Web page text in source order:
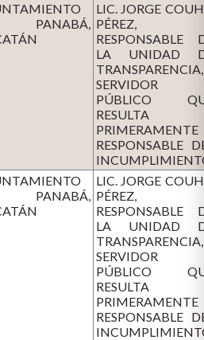
PANABÁ,
LIC. JORGE
PÉREZ,
RESPONSABLE
LA UNIDAD
TRANSPARENCIA,
SERVIDOR
PÚBLICO
RESULTA
PRIMERAMENTE
RESPONSABLE
PANABÁ,
LIC. JORGE
PÉREZ,
RESPONSABLE
LA UNIDAD
TRANSPARENCIA,
SERVIDOR
PÚBLICO
RESULTA
PRIMERAMENTE
RESPONSABLE